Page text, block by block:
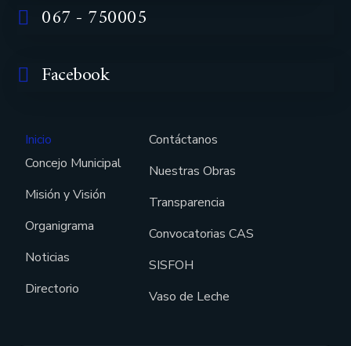
067 - 750005
Facebook
Inicio
Concejo Municipal
Misión y Visión
Organigrama
Noticias
Directorio
Contáctanos
Nuestras Obras
Transparencia
Convocatorias CAS
SISFOH
Vaso de Leche